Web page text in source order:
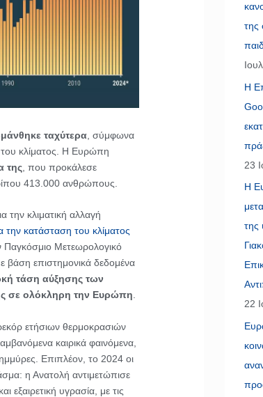
ταχύτερα, σύμφωνα
του κλίματος. Η Ευρώπη
της, που προκάλεσε
413.000 ανθρώπους.
κλιματική αλλαγή
την κατάσταση του κλίματος
Παγκόσμιο Μετεωρολογικό
επιστημονικά δεδομένα
τάση αύξησης των
σε ολόκληρη την Ευρώπη.
ετήσιων θερμοκρασιών
καιρικά φαινόμενα,
Επιπλέον, το 2024 οι
η Ανατολή αντιμετώπισε
εξαιρετική υγρασία, με τις
της
Η
23
Η
της
22